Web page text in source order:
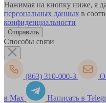
Нажимая на кнопку ниже, я
персональных данных в
конфиденциальности
Способы связи
(863) 310-000-3
в Max
Написать в